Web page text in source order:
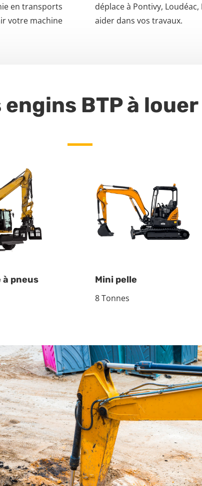
en transports
votre machine
déplace à Pontivy,
aider dans vos travaux.
engins BTP à louer
à pneus
Mini pelle
8 Tonnes